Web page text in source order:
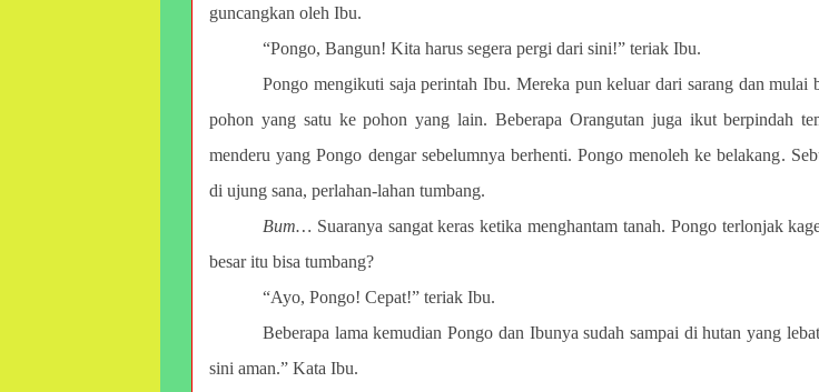
guncangkan oleh Ibu.
“Pongo, Bangun! Kita harus segera pergi dari sini!” teriak Ibu.
Pongo mengikuti saja perintah Ibu. Mereka pun keluar dari sarang dan mulai
pohon yang satu ke pohon yang lain. Beberapa Orangutan juga ikut berpindah
menderu yang Pongo dengar sebelumnya berhenti. Pongo menoleh ke belakang.
di ujung sana, perlahan-lahan tumbang.
Bum… Suaranya sangat keras ketika menghantam tanah. Pongo terlonjak
besar itu bisa tumbang?
“Ayo, Pongo! Cepat!” teriak Ibu.
Beberapa lama kemudian Pongo dan Ibunya sudah sampai di hutan yang
sini aman.” Kata Ibu.